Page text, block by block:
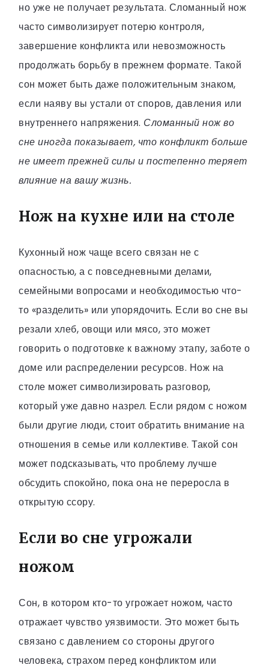
но уже не получает результата. Сломанный нож
часто символизирует потерю контроля,
завершение конфликта или невозможность
продолжать борьбу в прежнем формате. Такой
сон может быть даже положительным знаком,
если наяву вы устали от споров, давления или
внутреннего напряжения. Сломанный нож во
сне иногда показывает, что конфликт больше
не имеет прежней силы и постепенно теряет
влияние на вашу жизнь.
Нож на кухне или на столе
Кухонный нож чаще всего связан не с
опасностью, а с повседневными делами,
семейными вопросами и необходимостью что-
то «разделить» или упорядочить. Если во сне вы
резали хлеб, овощи или мясо, это может
говорить о подготовке к важному этапу, заботе о
доме или распределении ресурсов. Нож на
столе может символизировать разговор,
который уже давно назрел. Если рядом с ножом
были другие люди, стоит обратить внимание на
отношения в семье или коллективе. Такой сон
может подсказывать, что проблему лучше
обсудить спокойно, пока она не переросла в
открытую ссору.
Если во сне угрожали
ножом
Сон, в котором кто-то угрожает ножом, часто
отражает чувство уязвимости. Это может быть
связано с давлением со стороны другого
человека, страхом перед конфликтом или